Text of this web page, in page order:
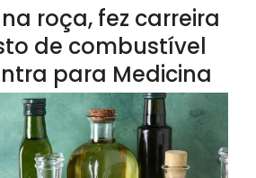
roça, fez carreira
de combustível
para Medicina